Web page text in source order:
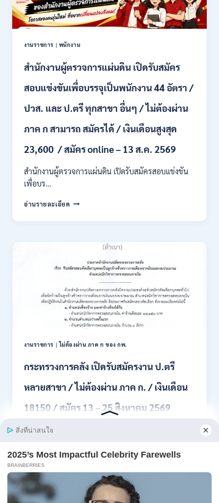
เลือก
บุคคล
เพื่อ
เป็น
หลาย
อัตรา
/
ป.ตรี
หลาย
+
เงิน
สูงสุด
15
2569
งานราชการ | พนักงาน
สำนักงานผู้ตรวจการแผ่นดิน เปิดรับสมัคร
สอบแข่งขันเพื่อบรรจุเป็นพนักงาน 44 อัตรา /
ปวส. และ ป.ตรี ทุกสาขา อื่นๆ / ไม่ต้องผ่าน
ภาค ก สามารถ สมัครได้ / เงินเดือนสูงสุด
23,600 / สมัคร online – 13 ส.ค. 2569
สำนักงานผู้ตรวจการแผ่นดิน เปิดรับสมัครสอบแข่งขัน
เพื่อบร…
อ่านรายละเอียด สำนักงาน
ตรวจ
แผ่น
รับ
สอบ
แข่งขัน
เพื่อ
บรรจุ
เป็น
44
/
และ
ทุก
ต้อง
ภาค
สามารถ
งานราชการ |ไม่ต้องผ่าน ภาค ก ของ กพ.
กระทรวงการคลัง เปิดรับสมัครงาน ป.ตรี
หลายสาขา / ไม่ต้องผ่าน ภาค ก. / เงินเดือน
18150 / สมัคร 13 – 25 สิงหาคม 2569
สำนักงานปลัดกระทรวงการคลัง เปิดรับสมัครงาน
อ่านรายละเอียดกระทรวง